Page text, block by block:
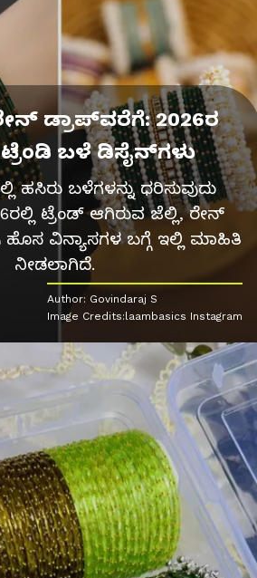
ಡ್ರಾಪ್‌ವರೆಗೆ: 2026ರ
ಟ್ರೆಂಡಿ ಬಳೆ ಡಿಸೈನ್‌ಗಳು
ಹಸಿರು ಬಳೆಗಳನ್ನು ಧರಿಸುವುದು
ಟ್ರೆಂಡ್ ಆಗಿರುವ ಜೆಲ್ಲಿ, ರೇನ್
ವಿನ್ಯಾಸಗಳ ಬಗ್ಗೆ ಇಲ್ಲಿ ಮಾಹಿತಿ
ನೀಡಲಾಗಿದೆ.
Author: Govindaraj S
Image Credits:laambasics Instagram